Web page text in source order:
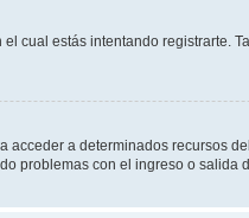
cual estás intentando registrarte.
a determinados recursos
problemas con el ingreso o salida